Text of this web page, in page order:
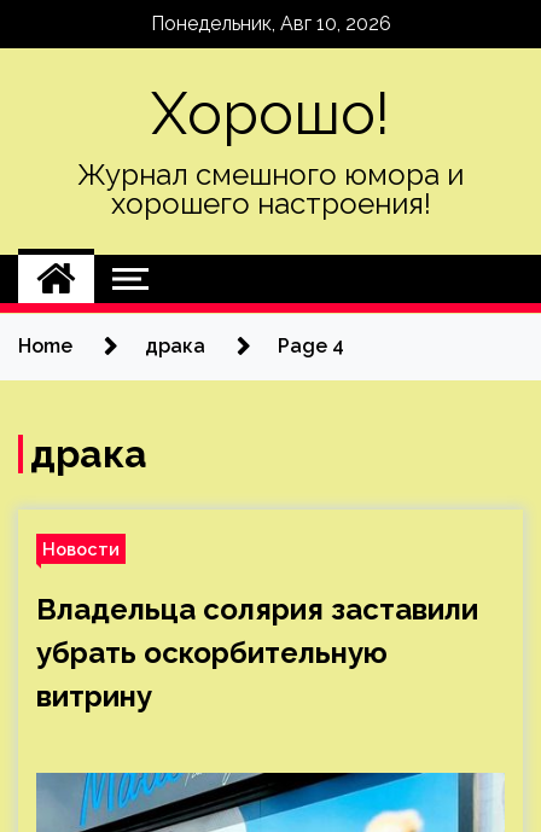
Понедельник, Авг 10, 2026
Хорошо!
Журнал смешного юмора и
хорошего настроения!
Home драка Page 4
драка
Новости
Владельца солярия заставили
убрать оскорбительную
витрину